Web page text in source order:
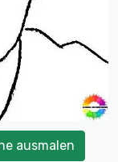
ausmalen